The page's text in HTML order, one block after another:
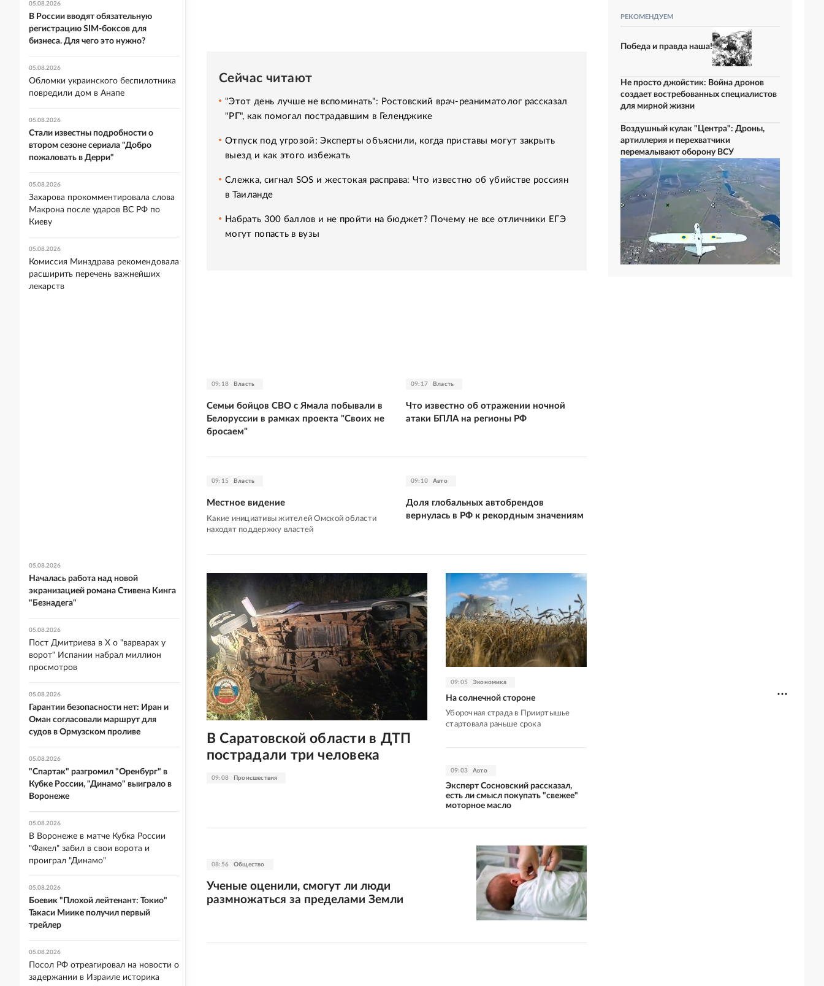
Сейчас читают
"Этот день лучше не вспоминать": Ростовский врач-реаниматолог рассказал
"РГ", как помогал пострадавшим в Геленджике
Отпуск под угрозой: Эксперты объяснили, когда приставы могут закрыть
выезд и как этого избежать
Слежка, сигнал SOS и жестокая расправа: Что известно об убийстве россиян
в Таиланде
Набрать 300 баллов и не пройти на бюджет? Почему не все отличники ЕГЭ
могут попасть в вузы
09:18 Власть
Семьи бойцов СВО с Ямала побывали в
Белоруссии в рамках проекта "Своих не
бросаем"
09:17 Власть
Что известно об отражении ночной
атаки БПЛА на регионы РФ
09:15 Власть
Местное видение
Какие инициативы жителей Омской области
находят поддержку властей
09:10 Авто
Доля глобальных автобрендов
вернулась в РФ к рекордным значениям
09:08 Происшествия
В Саратовской области в ДТП
пострадали три человека
09:05 Экономика
На солнечной стороне
Уборочная страда в Прииртышье
стартовала раньше срока
09:03 Авто
Эксперт Сосновский рассказал,
есть ли смысл покупать "свежее"
моторное масло
08:56 Общество
Ученые оценили, смогут ли люди
размножаться за пределами Земли
РЕКОМЕНДУЕМ
Победа и правда наша!
Не просто джойстик: Война дронов
создает востребованных специалистов
для мирной жизни
Воздушный кулак "Центра": Дроны,
артиллерия и перехватчики
перемалывают оборону ВСУ
05.08.2026
В России вводят обязательную
регистрацию SIM-боксов для
бизнеса. Для чего это нужно?
05.08.2026
Обломки украинского беспилотника
повредили дом в Анапе
05.08.2026
Стали известны подробности о
втором сезоне сериала "Добро
пожаловать в Дерри"
05.08.2026
Захарова прокомментировала слова
Макрона после ударов ВС РФ по
Киеву
05.08.2026
Комиссия Минздрава рекомендовала
расширить перечень важнейших
лекарств
05.08.2026
Началась работа над новой
экранизацией романа Стивена Кинга
"Безнадега"
05.08.2026
Пост Дмитриева в X о "варварах у
ворот" Испании набрал миллион
просмотров
05.08.2026
Гарантии безопасности нет: Иран и
Оман согласовали маршрут для
судов в Ормузском проливе
05.08.2026
"Спартак" разгромил "Оренбург" в
Кубке России, "Динамо" выиграло в
Воронеже
05.08.2026
В Воронеже в матче Кубка России
"Факел" забил в свои ворота и
проиграл "Динамо"
05.08.2026
Боевик "Плохой лейтенант: Токио"
Такаси Миике получил первый
трейлер
05.08.2026
Посол РФ отреагировал на новости о
задержании в Израиле историка